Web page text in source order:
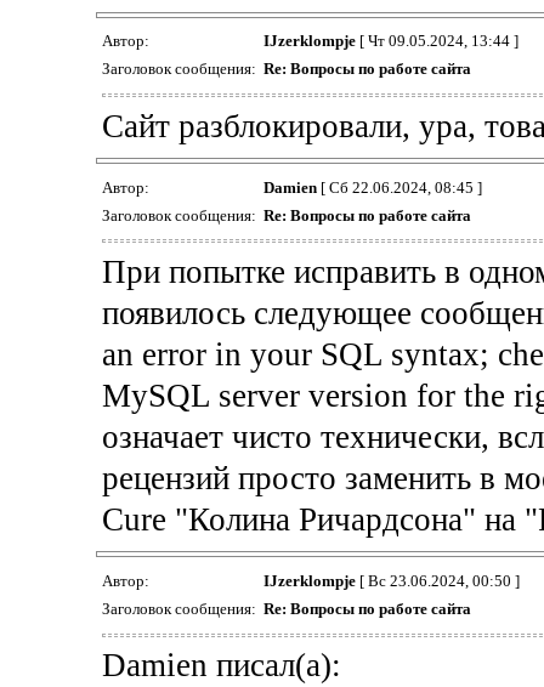
Автор: IJzerklompje[ Чт 09.05.2024, 13:44 ]
Заголовок сообщения: Re: Вопросы по работе сайта
Сайт разблокировали, ура,
Автор: Damien[ Сб 22.06.2024, 08:45 ]
Заголовок сообщения: Re: Вопросы по работе сайта
При попытке исправить в
появилось следующее
an error in your SQL syntax;
MySQL server version for the
означает чисто технически,
рецензий просто заменить в
Cure "Колина Ричардсона" на
Автор: IJzerklompje[ Вс 23.06.2024, 00:50 ]
Заголовок сообщения: Re: Вопросы по работе сайта
Damien писал(а):